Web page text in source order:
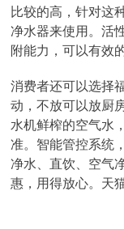
比较的高，针对这
净水器来使用。活
附能力，可以有效
消费者还可以选择
动，不放可以放厨
水机鲜榨的空气水
准。智能管控系统
净水、直饮、空气
惠，用得放心。天